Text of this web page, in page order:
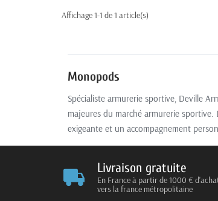
Affichage 1-1 de 1 article(s)
Monopods
Spécialiste armurerie sportive, Deville
majeures du marché armurerie
exigeante et un accompagnement
Livraison gratuite
En France à partir de 1000 €
vers la france métropolitaine